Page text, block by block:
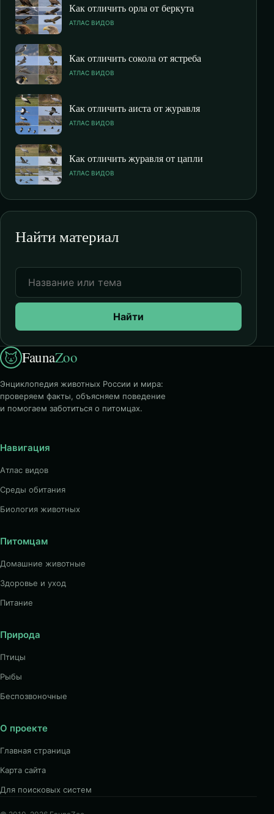
Как отличить орла от беркута
АТЛАС ВИДОВ
Как отличить сокола от ястреба
АТЛАС ВИДОВ
Как отличить аиста от журавля
АТЛАС ВИДОВ
Как отличить журавля от цапли
АТЛАС ВИДОВ
Найти материал
Найти
FaunaZoo
Энциклопедия животных России и мира:
проверяем факты, объясняем поведение
и помогаем заботиться о питомцах.
Навигация
Атлас видов
Среды обитания
Биология животных
Питомцам
Домашние животные
Здоровье и уход
Питание
Природа
Птицы
Рыбы
Беспозвоночные
О проекте
Главная страница
Карта сайта
Для поисковых систем